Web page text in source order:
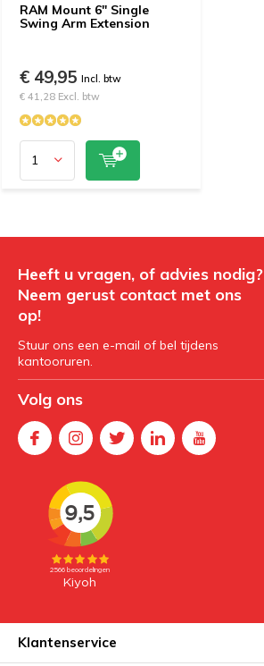
RAM Mount 6" Single
Swing Arm Extension
€ 49,95 Incl. btw
€ 41,28 Excl. btw
Heeft u vragen, of advies nodig?
Neem gerust contact met ons
op!
Stuur ons een e-mail of bel tijdens
kantooruren.
Volg ons
Klantenservice